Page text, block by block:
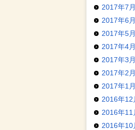
2017年7月
2017年6月
2017年5月
2017年4月
2017年3月
2017年2月
2017年1月
2016年12
2016年11
2016年10